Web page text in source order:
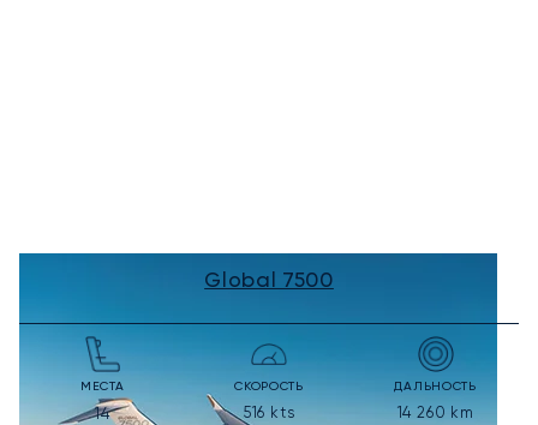
Global 7500
МЕСТА
14
СКОРОСТЬ
516 kts
ДАЛЬНОСТЬ
14 260 km